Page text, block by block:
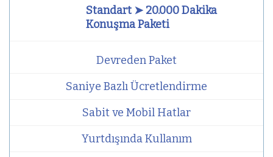
Standart ➤ 20.000 Dakika
Konuşma Paketi
Devreden Paket
Saniye Bazlı Ücretlendirme
Sabit ve Mobil Hatlar
Yurtdışında Kullanım